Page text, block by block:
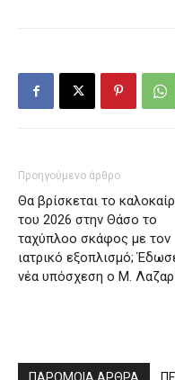
Προηγούμενο άρθρο
Θα βρίσκεται το
του 2026 στην Θάσο το
ταχύπλοο σκάφος με τον
ιατρικό εξοπλισμό;
νέα υπόσχεση ο Μ.